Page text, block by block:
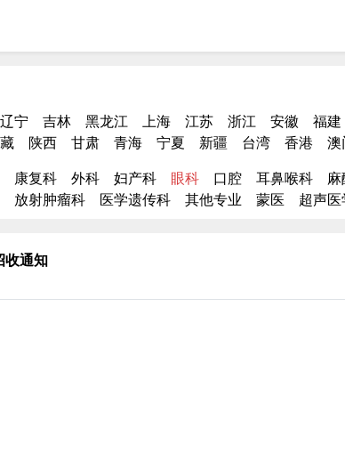
辽宁 吉林 黑龙江 上海 江苏 浙江 安徽 福建
陕西 甘肃 青海 宁夏 新疆 台湾 香港
澳
康复科 外科 妇产科 眼科 口腔 耳鼻喉科
放射肿瘤科 医学遗传科 其他专业 蒙医 超声
收通知